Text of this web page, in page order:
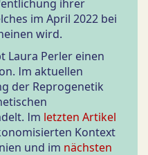
ihrer
im April 2022 bei
wird.
Laura Perler einen
Im aktuellen
der Reprogenetik
Im letzten Artikel
Kontext
und im nächsten